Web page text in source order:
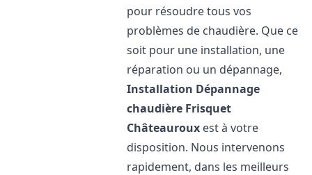
pour résoudre tous vos
problèmes de chaudière. Que ce
soit pour une installation, une
réparation ou un dépannage,
Installation Dépannage
chaudière Frisquet
Châteauroux est à votre
disposition. Nous intervenons
rapidement, dans les meilleurs